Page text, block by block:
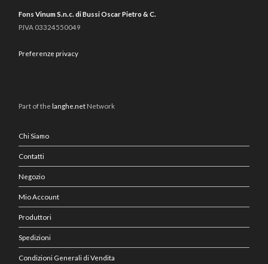
Fons Vinum S.n.c. di Bussi Oscar Pietro & C.
P.IVA 03324550049
Preferenze privacy
Part of thelanghe.net Network
Chi Siamo
Contatti
Negozio
Mio Account
Produttori
Spedizioni
Condizioni Generali di Vendita